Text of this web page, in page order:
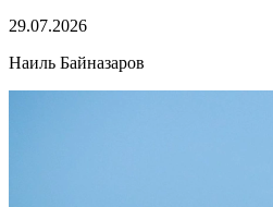
29.07.2026
Наиль Байназаров